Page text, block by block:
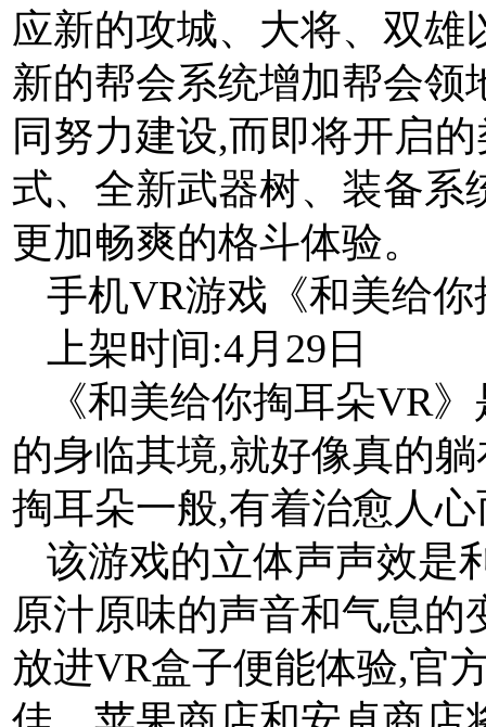
应新的攻城、大将、双雄
新的帮会系统增加帮会领
同努力建设,而即将开启
式、全新武器树、装备系
更加畅爽的格斗体验。
手机VR游戏《和美给
上架时间:4月29日
《和美给你掏耳朵VR
的身临其境,就好像真的
掏耳朵一般,有着治愈人
该游戏的立体声声效是
原汁原味的声音和气息
放进VR盒子便能体验,官